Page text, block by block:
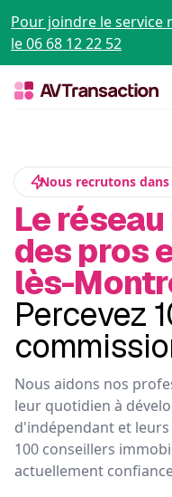
Pour joindre le service
le 06 68 12 22 52
Nous recrutons
Le
des pros
lès-
Percevez
Nous aidons nos
leur quotidien à
d'indépendant et leurs
100 conseillers
actuellement